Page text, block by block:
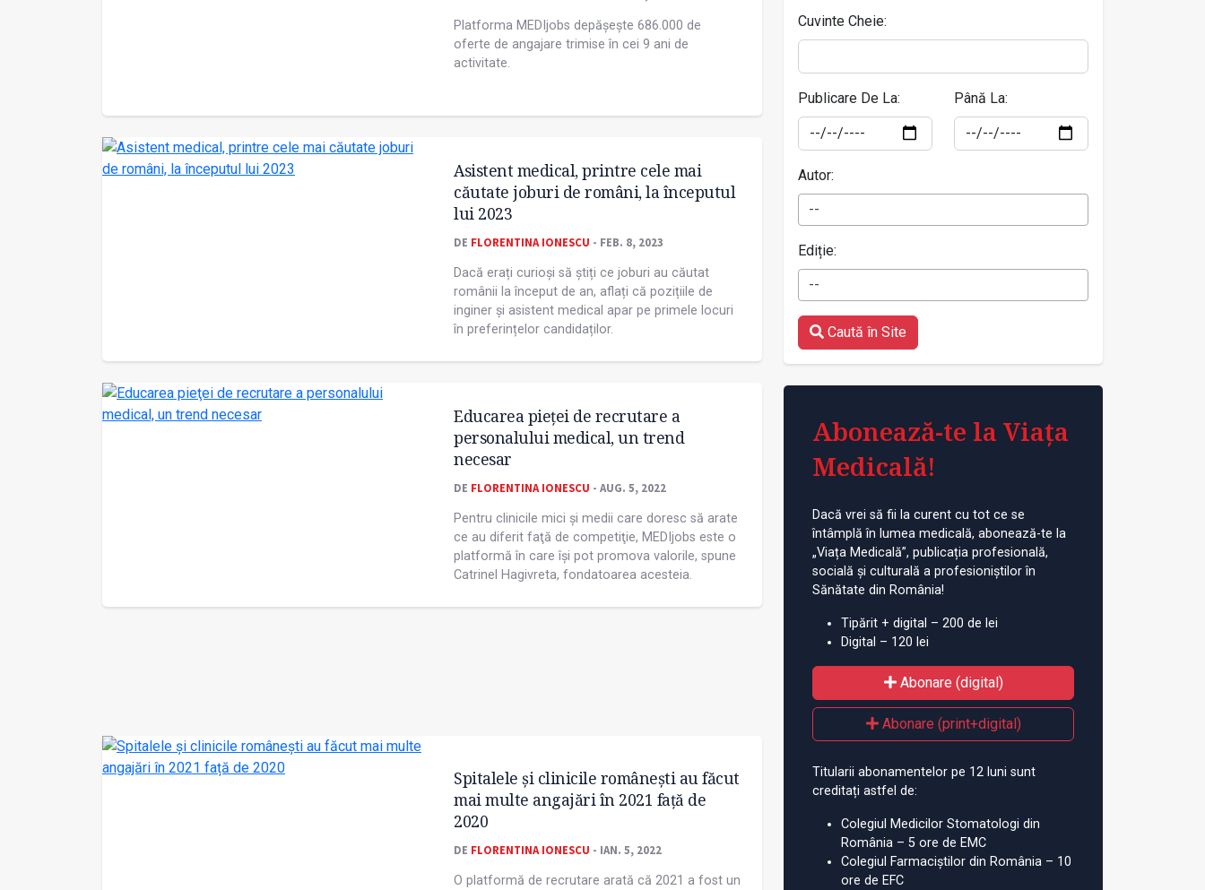
Platforma MEDIjobs depășește 686.000 de
oferte de angajare trimise în cei 9 ani de
activitate.
Asistent medical, printre cele mai
căutate joburi de români, la începutul
lui 2023
DE FLORENTINA IONESCU - FEB. 8, 2023
Dacă erați curioși să știți ce joburi au căutat
românii la început de an, aflați că pozițiile de
inginer și asistent medical apar pe primele locuri
în preferințelor candidaților.
Educarea pieţei de recrutare a
personalului medical, un trend
necesar
DE FLORENTINA IONESCU - AUG. 5, 2022
Pentru clinicile mici și medii care doresc să arate
ce au diferit faţă de competiţie, MEDIjobs este o
platformă în care își pot promova valorile, spune
Catrinel Hagivreta, fondatoarea acesteia.
Spitalele și clinicile românești au făcut
mai multe angajări în 2021 față de
2020
DE FLORENTINA IONESCU - IAN. 5, 2022
O platformă de recrutare arată că 2021 a fost un
Cuvinte Cheie:
Publicare De La: Până La:
Autor:
--
Ediție:
--
Caută în Site
Abonează-te la Viața
Medicală!
Dacă vrei să fii la curent cu tot ce se
întâmplă în lumea medicală, abonează-te la
„Viața Medicală”, publicația profesională,
socială și culturală a profesioniștilor în
Sănătate din România!
Tipărit + digital – 200 de lei
Digital – 120 lei
Abonare (digital)
Abonare (print+digital)
Titularii abonamentelor pe 12 luni sunt
creditați astfel de:
Colegiul Medicilor Stomatologi din
România – 5 ore de EMC
Colegiul Farmaciștilor din România – 10
ore de EFC